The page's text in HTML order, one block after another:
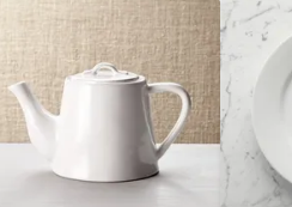
tienen:
productos para asfalto, hormigón,
productos para asfalto.
tecnología, línea blanca,